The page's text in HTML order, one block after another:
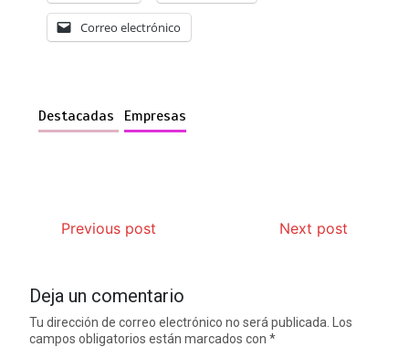
Correo electrónico
Destacadas Empresas
Previous post Next post
Deja un comentario
Tu dirección de correo electrónico no será publicada. Los
campos obligatorios están marcados con*